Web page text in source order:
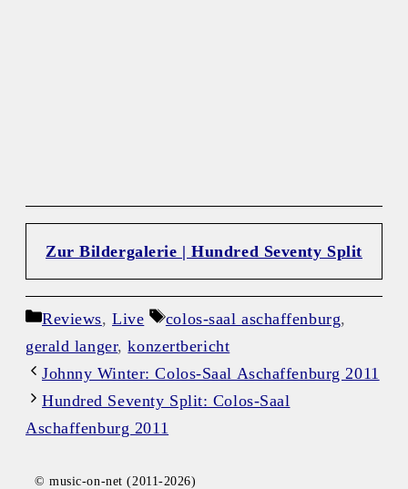
Zur Bildergalerie | Hundred Seventy Split
Kategorien
Reviews,Live Schlagwörter
colos-saal aschaffenburg,
gerald langer,konzertbericht
Johnny Winter: Colos-Saal Aschaffenburg 2011
Hundred Seventy Split: Colos-Saal
Aschaffenburg 2011
© music-on-net (2011-2026)